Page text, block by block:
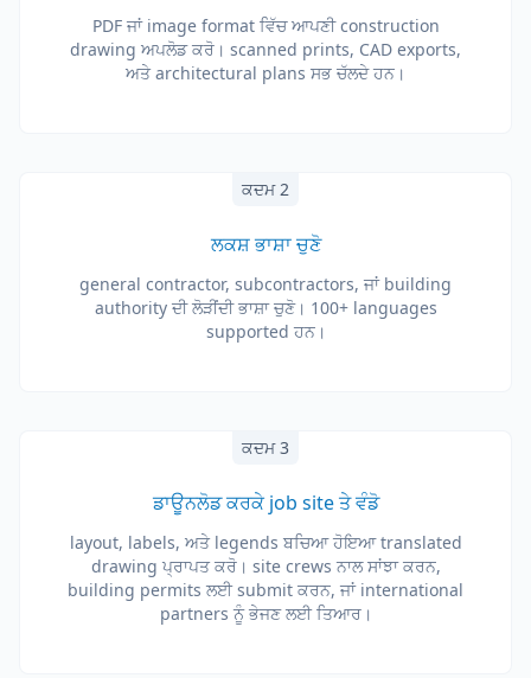
PDF ਜਾਂ image format ਵਿੱਚ ਆਪਣੀ construction
drawing ਅਪਲੋਡ ਕਰੋ। scanned prints, CAD exports,
ਅਤੇ architectural plans ਸਭ ਚੱਲਦੇ ਹਨ।
ਕਦਮ 2
ਲਕਸ਼ ਭਾਸ਼ਾ ਚੁਣੋ
general contractor, subcontractors, ਜਾਂ building
authority ਦੀ ਲੋੜੀਂਦੀ ਭਾਸ਼ਾ ਚੁਣੋ। 100+ languages
supported ਹਨ।
ਕਦਮ 3
ਡਾਊਨਲੋਡ ਕਰਕੇ job site ਤੇ ਵੰਡੋ
layout, labels, ਅਤੇ legends ਬਚਿਆ ਹੋਇਆ translated
drawing ਪ੍ਰਾਪਤ ਕਰੋ। site crews ਨਾਲ ਸਾਂਝਾ ਕਰਨ,
building permits ਲਈ submit ਕਰਨ, ਜਾਂ international
partners ਨੂੰ ਭੇਜਣ ਲਈ ਤਿਆਰ।